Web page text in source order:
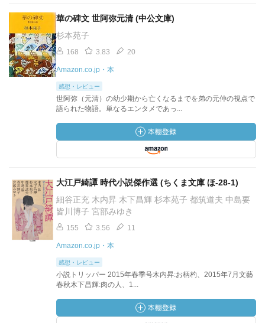
華の碑文 世阿弥元清 (中公文庫)
杉本苑子
168 3.83 20
Amazon.co.jp・本
感想・レビュー
世阿弥（元清）の幼少期から亡くなるまでを弟の元仲の視点で
語られた物語。単なるエンタメであっ...
大江戸綺譚 時代小説傑作選 (ちくま文庫 ほ-28-1)
細谷正充 木内昇 木下昌輝 杉本苑子 都筑道夫 中島要
皆川博子 宮部みゆき
155 3.56 11
Amazon.co.jp・本
感想・レビュー
小説トリッパー 2015年春季号木内昇:お柄杓、2015年7月文藝
春秋木下昌輝:肉の人、1...